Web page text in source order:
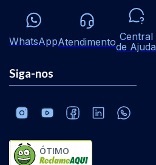
WhatsAppAtendimento Central
de Ajuda
Siga-nos
ÓTIMO